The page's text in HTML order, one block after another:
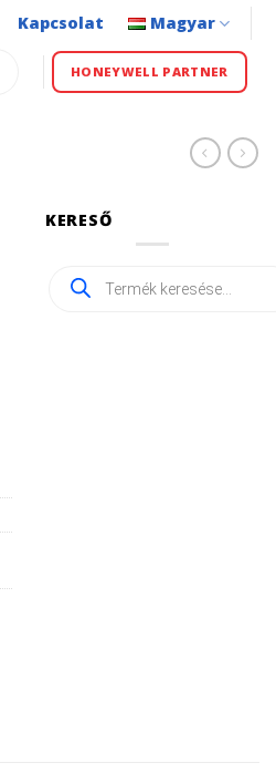
Kapcsolat Magyar
HONEYWELL PARTNER
KERESŐ
Products
search